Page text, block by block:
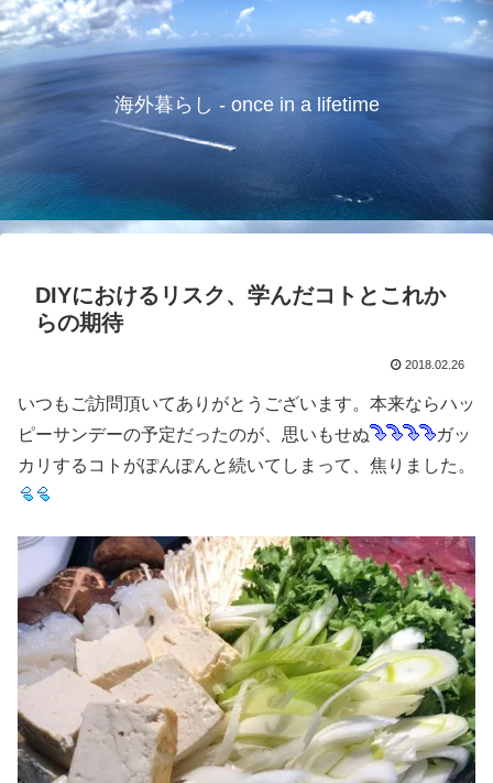
海外暮らし - once in a lifetime
DIYにおけるリスク、学んだコトとこれか
らの期待
2018.02.26
いつもご訪問頂いてありがとうございます。本来ならハッ
ピーサンデーの予定だったのが、思いもせぬ
ガッ
カリするコトがぽんぽんと続いてしまって、焦りました。